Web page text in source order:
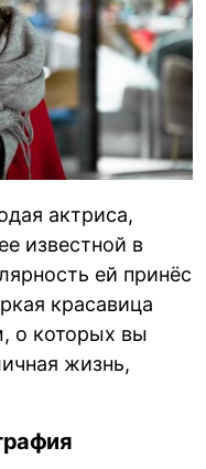
актриса,
известной в
ей принёс
красавица
о которых вы
жизнь,